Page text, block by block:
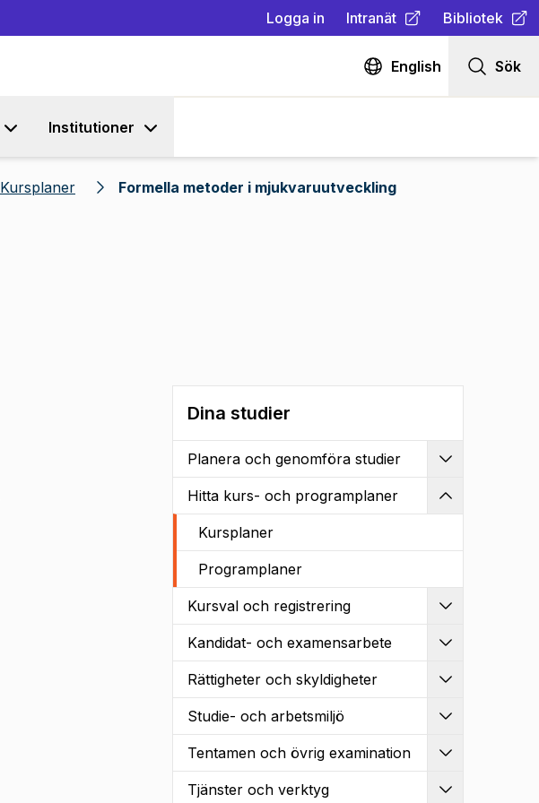
Logga in Intranät
(Öppnas i ny flik)
Bibliotek
(Öppnas i ny
English Sök
Institutioner
Kursplaner Formella metoder i mjukvaruutveckling
Dina studier
Planera och genomföra studier
Hitta kurs- och programplaner
Kursplaner
Programplaner
Kursval och registrering
Kandidat- och examensarbete
Rättigheter och skyldigheter
Studie- och arbetsmiljö
Tentamen och övrig examination
Tjänster och verktyg